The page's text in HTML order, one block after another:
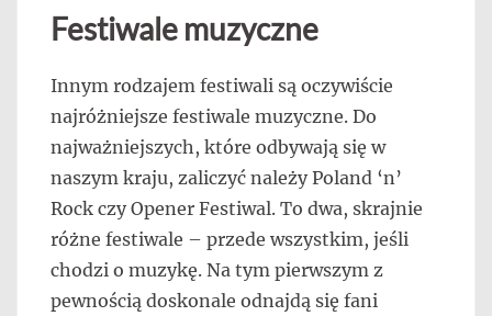
Festiwale muzyczne
Innym rodzajem festiwali są oczywiście
najróżniejsze festiwale muzyczne. Do
najważniejszych, które odbywają się w
naszym kraju, zaliczyć należy Poland ‘n’
Rock czy Opener Festiwal. To dwa, skrajnie
różne festiwale – przede wszystkim, jeśli
chodzi o muzykę. Na tym pierwszym z
pewnością doskonale odnajdą się fani